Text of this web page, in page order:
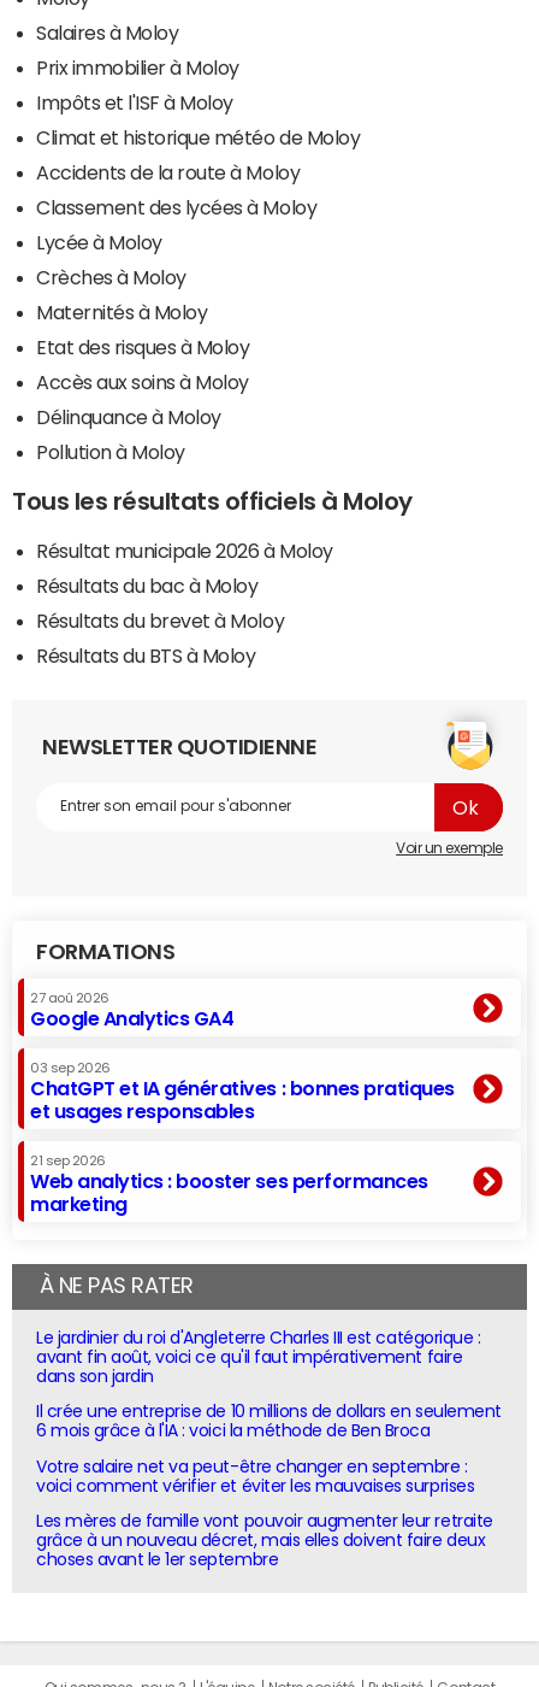
Salaires à Moloy
Prix immobilier à Moloy
Impôts et l'ISF à Moloy
Climat et historique météo de Moloy
Accidents de la route à Moloy
Classement des lycées à Moloy
Lycée à Moloy
Crèches à Moloy
Maternités à Moloy
Etat des risques à Moloy
Accès aux soins à Moloy
Délinquance à Moloy
Pollution à Moloy
Tous les résultats officiels à Moloy
Résultat municipale 2026 à Moloy
Résultats du bac à Moloy
Résultats du brevet à Moloy
Résultats du BTS à Moloy
NEWSLETTER QUOTIDIENNE
Voir un exemple
FORMATIONS
27 aoû 2026
Google Analytics GA4
03 sep 2026
ChatGPT et IA génératives : bonnes pratiques
et usages responsables
21 sep 2026
Web analytics : booster ses performances
marketing
À NE PAS RATER
Le jardinier du roi d'Angleterre Charles III est catégorique :
avant fin août, voici ce qu'il faut impérativement faire
dans son jardin
Il crée une entreprise de 10 millions de dollars en seulement
6 mois grâce à l'IA : voici la méthode de Ben Broca
Votre salaire net va peut-être changer en septembre :
voici comment vérifier et éviter les mauvaises surprises
Les mères de famille vont pouvoir augmenter leur retraite
grâce à un nouveau décret, mais elles doivent faire deux
choses avant le 1er septembre